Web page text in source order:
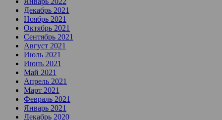
Декабрь 2021
Ноябрь 2021
Октябрь 2021
Сентябрь 2021
Август 2021
Июль 2021
Июнь 2021
Май 2021
Апрель 2021
Март 2021
Февраль 2021
Январь 2021
Декабрь 2020